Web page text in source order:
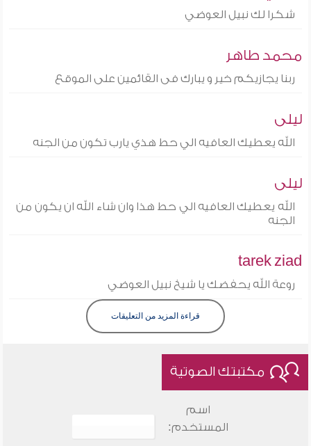
شكرا لك نبيل العوضي
محمد طاهر
ربنا يجازيكم خير و يبارك فى القائمين على الموقع
ليلى
الله يعطيك العافيه الي حط هذي يارب تكون من الجنه
ليلى
الله يعطيك العافيه الي حط هذا وان شاء الله ان يكون من
الجنه
tarek ziad
روعة الله يحفضك يا شيخ نبيل العوضي
قراءة المزيد من التعليقات
مكتبتك الصوتية
اسم
المستخدم: